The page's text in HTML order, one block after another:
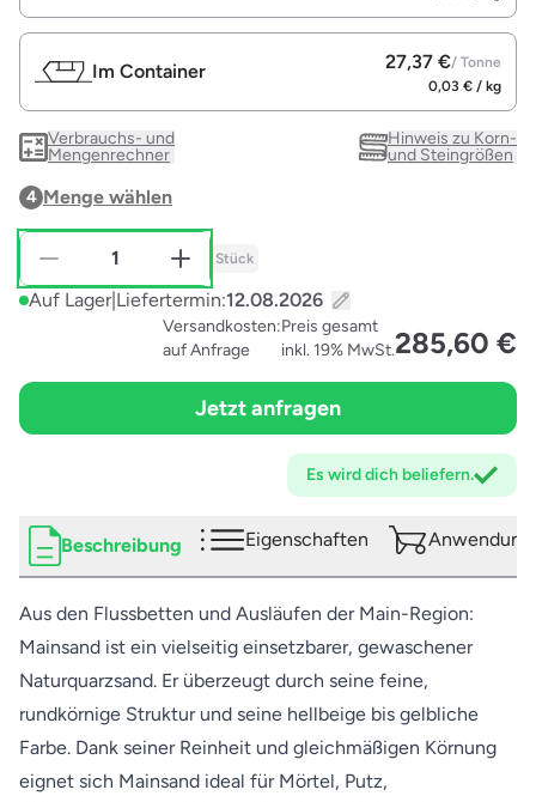
Im Container 27,37 €/ Tonne
0,03 € / kg
Verbrauchs- und
Mengenrechner
Hinweis zu Korn-
und Steingrößen
4 Menge wählen
Stück
Auf Lager|Liefertermin:
Versandkosten:
auf Anfrage
Preis gesamt
inkl. 19% MwSt.285,60 €
Jetzt anfragen
Es wird dichbeliefern.
Beschreibung Eigenschaften
Aus den Flussbetten und Ausläufen der Main-Region:
Mainsand ist ein vielseitig einsetzbarer, gewaschener
Naturquarzsand. Er überzeugt durch seine feine,
rundkörnige Struktur und seine hellbeige bis gelbliche
Farbe. Dank seiner Reinheit und gleichmäßigen Körnung
eignet sich Mainsand ideal für Mörtel, Putz,